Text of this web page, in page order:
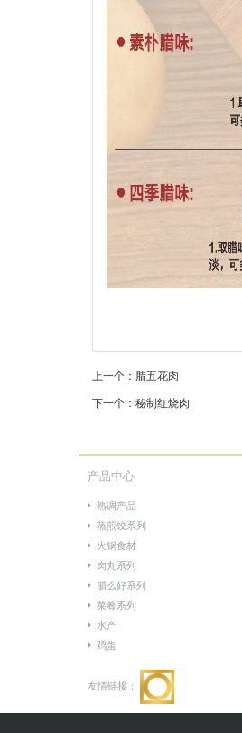
上一个： 腊五花肉
下一个： 秘制红烧肉
产品中心
熟调产品
蒸煎饺系列
火锅食材
肉丸系列
腊么好系列
菜肴系列
水产
鸡蛋
友情链接：